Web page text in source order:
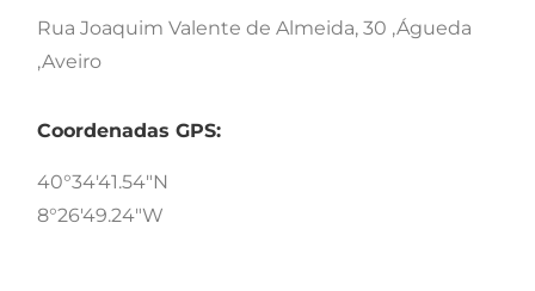
Rua Joaquim Valente de Almeida, 30 ,Águeda
,Aveiro
Coordenadas GPS:
40°34'41.54"N
8°26'49.24"W